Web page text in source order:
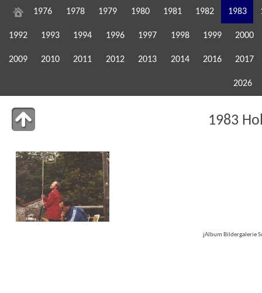
1976 1978 1979 1980 1981 1982 1983
1992 1993 1994 1996 1997 1998 1999 2000
2009 2010 2011 2012 2013 2014 2016 2017
2026
1983
jAlbum Bildergalerie